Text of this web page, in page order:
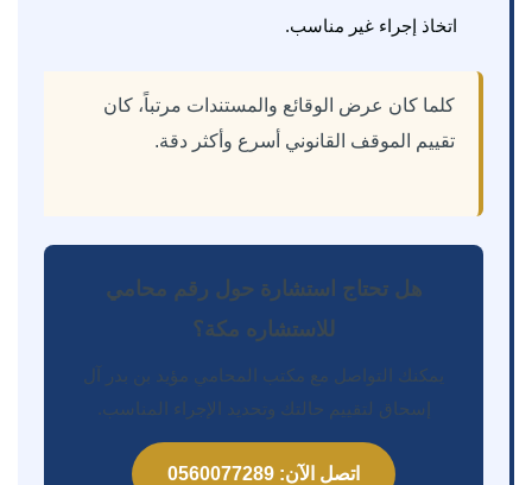
اتخاذ إجراء غير مناسب.
كلما كان عرض الوقائع والمستندات مرتباً، كان
تقييم الموقف القانوني أسرع وأكثر دقة.
هل تحتاج استشارة حول رقم محامي
للاستشاره مكة؟
يمكنك التواصل مع مكتب المحامي مؤيد بن بدر آل
إسحاق لتقييم حالتك وتحديد الإجراء المناسب.
اتصل الآن: 0560077289